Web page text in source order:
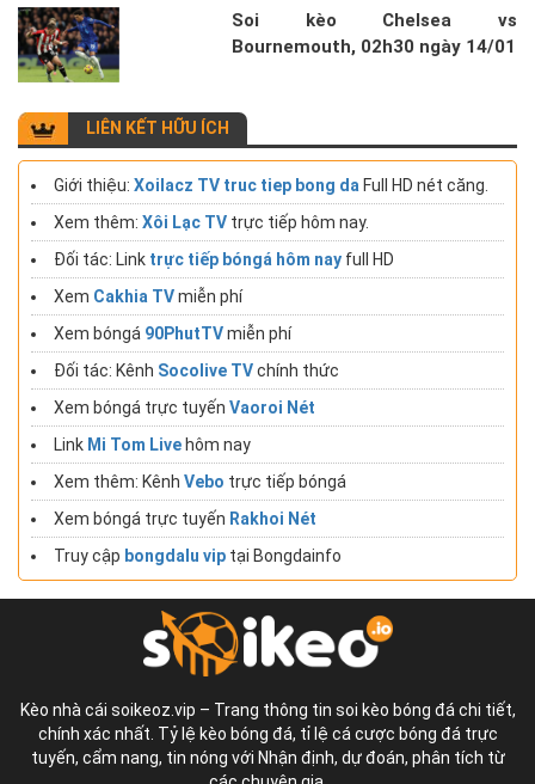
Soi kèo Chelsea vs
Bournemouth, 02h30 ngày 14/01
LIÊN KẾT HỮU ÍCH
Giới thiệu: Xoilacz TV truc tiep bong da Full HD nét căng.
Xem thêm: Xôi Lạc TV trực tiếp hôm nay.
Đối tác: Link trực tiếp bóngá hôm nay full HD
Xem Cakhia TVmiễn phí
Xem bóngá 90PhutTVmiễn phí
Đối tác: Kênh Socolive TVchính thức
Xem bóngá trực tuyến Vaoroi Nét
Link Mi Tom Live hôm nay
Xem thêm: Kênh Vebo trực tiếp bóngá
Xem bóngá trực tuyến Rakhoi Nét
Truy cập bongdalu vip tại Bongdainfo
Kèo nhà cái soikeoz.vip – Trang thông tin soi kèo bóng đá chi tiết,
chính xác nhất. Tỷ lệ kèo bóng đá, tỉ lệ cá cược bóng đá trực
tuyến, cẩm nang, tin nóng với Nhận định, dự đoán, phân tích từ